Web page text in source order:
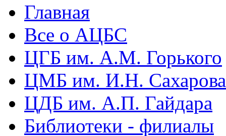
Главная
Все о АЦБС
ЦГБ им. А.М. Горького
ЦМБ им. И.Н. Сахарова
ЦДБ им. А.П. Гайдара
Библиотеки - филиалы